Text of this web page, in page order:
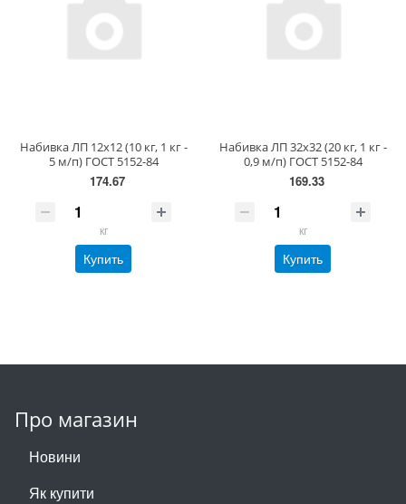
Набивка ЛП 12х12 (10 кг, 1 кг -
5 м/п) ГОСТ 5152-84
174.67
кг
Купить
Набивка ЛП 32х32 (20 кг, 1 кг -
0,9 м/п) ГОСТ 5152-84
169.33
кг
Купить
Про магазин
Новини
Як купити